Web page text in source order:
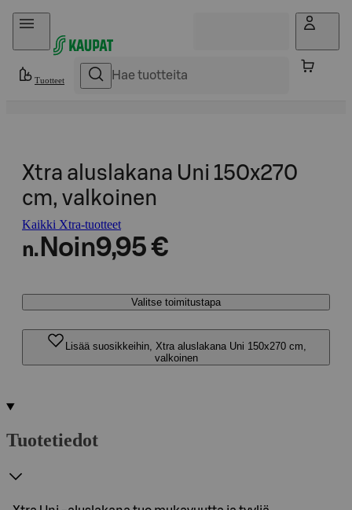
Hyppää sisältöön
Tuotteet
Xtra aluslakana Uni 150x270
cm, valkoinen
Kaikki Xtra-tuotteet
n. Noin9,95 €
Valitse toimitustapa
Lisää suosikkeihin, Xtra aluslakana Uni 150x270 cm,
valkoinen
Tuotetiedot